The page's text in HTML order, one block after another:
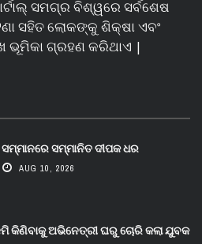
ସମଗ୍ର ବିଶ୍ୱରେ ସର୍ବଶେଷ
ସହିତ ଲୋକଙ୍କୁ ଶିକ୍ଷା ଏବଂ
ଭୂମିକା ଗ୍ରହଣ କରିଥାଏ |
ସମ୍ମାନରେ ସମ୍ମାନିତ ଦୀପକ ଧର
AUG 10, 2026
କିଣିବାକୁ ଅଭିନେତ୍ରୀ ଘରୁ ଚୋରି କଲା ଯୁବକ